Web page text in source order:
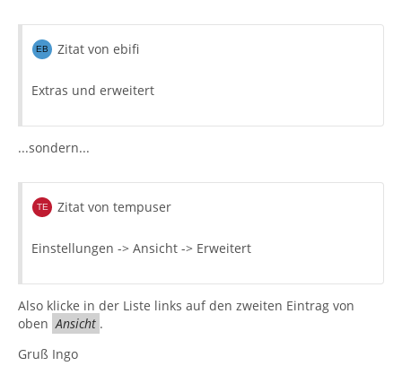
Zitat von ebifi
Extras und erweitert
...sondern...
Zitat von tempuser
Einstellungen -> Ansicht -> Erweitert
Also klicke in der Liste links auf den zweiten Eintrag von
oben Ansicht .
Gruß Ingo